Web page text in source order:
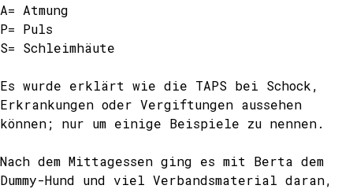
A= Atmung
P= Puls
S= Schleimhäute
Es wurde erklärt wie die TAPS bei Schock,
Erkrankungen oder Vergiftungen aussehen
können; nur um einige Beispiele zu nennen.
Nach dem Mittagessen ging es mit Berta dem
Dummy-Hund und viel Verbandsmaterial daran,